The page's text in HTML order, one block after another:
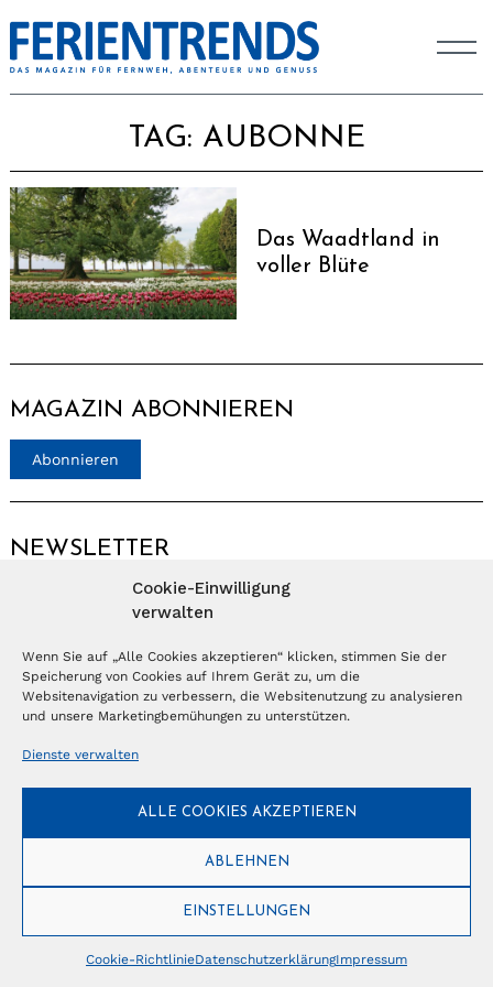
Cookie-Einwilligung
verwalten
Wenn Sie auf „Alle Cookies akzeptieren“ klicken, stimmen Sie der
Speicherung von Cookies auf Ihrem Gerät zu, um die
Websitenavigation zu verbessern, die Websitenutzung zu analysieren
und unsere Marketingbemühungen zu unterstützen.
Dienste verwalten
ALLE COOKIES AKZEPTIEREN
ABLEHNEN
EINSTELLUNGEN
Cookie-RichtlinieDatenschutzerklärungImpressum
TAG: AUBONNE
Das Waadtland in
voller Blüte
MAGAZIN ABONNIEREN
Abonnieren
NEWSLETTER
© Copyright 2026 – Ferientrends // info@tlvg.ch// +41 31 300 30 85 //
Tourismus Lifestyle Verlag GmbH // Frohbergweg 1 - CH-3012 Bern //
Datenschutzerklärung//Impressum